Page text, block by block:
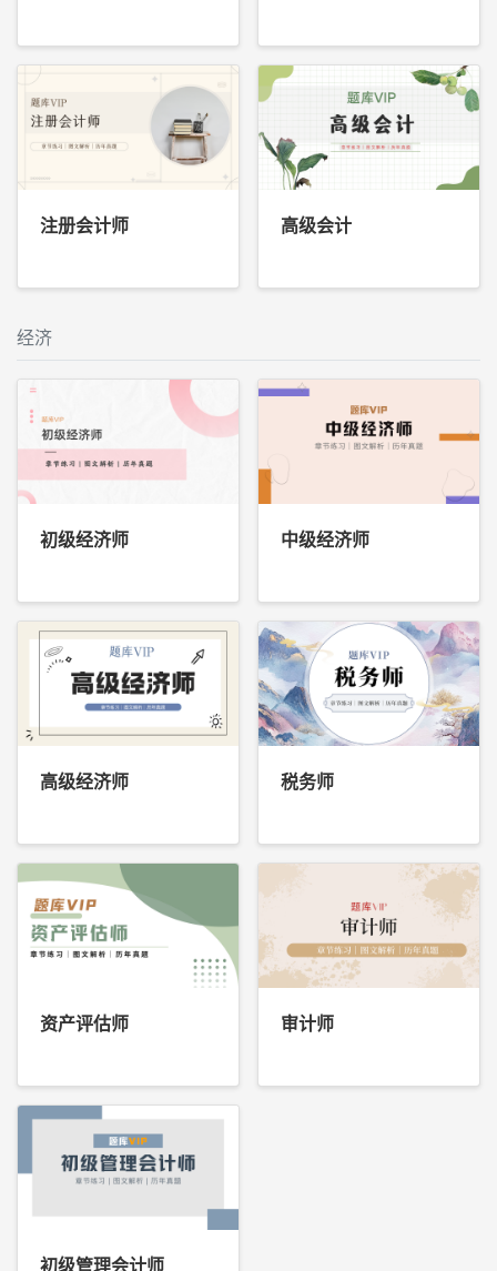
注册会计师 高级会计
经济
初级经济师 中级经济师
高级经济师 税务师
资产评估师 审计师
初级管理会计师